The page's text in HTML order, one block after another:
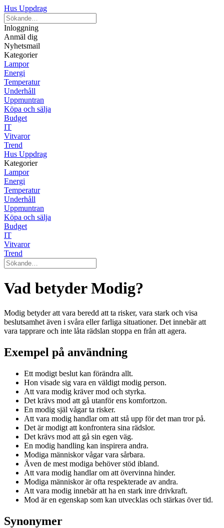
Hus Uppdrag
Inloggning
Anmäl dig
Nyhetsmail
Kategorier
Lampor
Energi
Temperatur
Underhåll
Uppmuntran
Köpa och sälja
Budget
IT
Vitvaror
Trend
Hus Uppdrag
Kategorier
Lampor
Energi
Temperatur
Underhåll
Uppmuntran
Köpa och sälja
Budget
IT
Vitvaror
Trend
Vad betyder Modig?
Modig betyder att vara beredd att ta risker, vara stark och visa
beslutsamhet även i svåra eller farliga situationer. Det innebär att
vara tapprare och inte låta rädslan stoppa en från att agera.
Exempel på användning
Ett modigt beslut kan förändra allt.
Hon visade sig vara en väldigt modig person.
Att vara modig kräver mod och styrka.
Det krävs mod att gå utanför ens komfortzon.
En modig själ vågar ta risker.
Att vara modig handlar om att stå upp för det man tror på.
Det är modigt att konfrontera sina rädslor.
Det krävs mod att gå sin egen väg.
En modig handling kan inspirera andra.
Modiga människor vågar vara sårbara.
Även de mest modiga behöver stöd ibland.
Att vara modig handlar om att övervinna hinder.
Modiga människor är ofta respekterade av andra.
Att vara modig innebär att ha en stark inre drivkraft.
Mod är en egenskap som kan utvecklas och stärkas över tid.
Synonymer